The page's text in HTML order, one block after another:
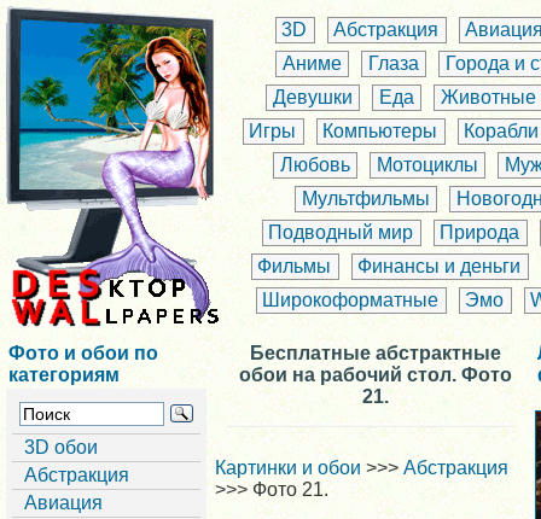
3D Абстракция
Аниме
Глаза
Города и
Девушки
Еда
Животные
Игры
Компьютеры
Корабли
Любовь
Мотоциклы
Мультфильмы
Подводный мир
Природа
Фильмы
Финансы и деньги
Широкоформатные
Эмо
Фото и обои по
категориям
3D обои
Абстракция
Авиация
Бесплатные абстрактные
обои на рабочий стол. Фото
21.
Картинки и обои >>> Абстракция
>>> Фото 21.